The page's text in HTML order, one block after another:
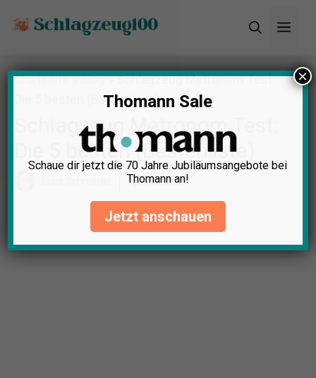
Inhalt
Startseite»Blog»Schlagzeug Metronom Test:
Die 5 besten (Bestenliste)
Schlagzeug Metronom Test:
Die 5 besten (Bestenliste)
April 24, 2025
Thomann Sale
Schaue dir jetzt die 70 Jahre Jubiläumsangebote bei
Thomann an!
Jetzt anschauen
×